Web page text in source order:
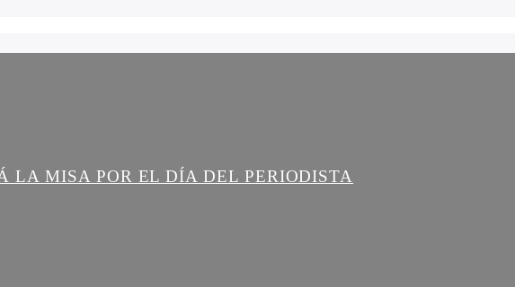
LA MISA POR EL DÍA DEL PERIODISTA